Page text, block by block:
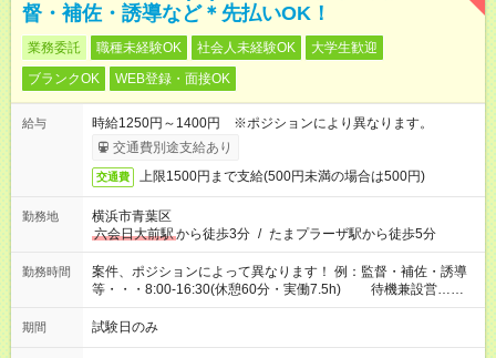
督・補佐・誘導など＊先払いOK！
業務委託 職種未経験OK 社会人未経験OK
大学生歓迎
ブランクOK
WEB登録・面接OK
給与
時給1250円～1400円 ※ポジションにより異なります。
交通費別途支給あり
交通費 上限1500円まで支給(500円未満の場合は500円)
勤務地
横浜市青葉区
六会日大前駅から徒歩3分 / たまプラーザ駅から徒歩5分
勤務時間
案件、ポジションによって異なります！ 例：監督・補佐・誘導
等・・・8:00-16:30(休憩60分・実働7.5h) 待機兼設営…
8:00-9:00(実働2h)
期間 試験日のみ